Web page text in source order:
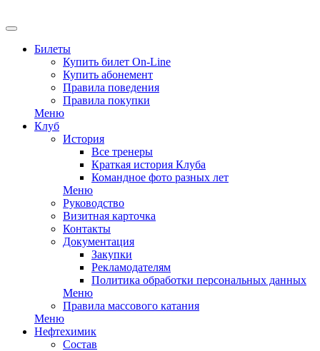
Билеты
Купить билет On-Line
Купить абонемент
Правила поведения
Правила покупки
Меню
Клуб
История
Все тренеры
Краткая история Клуба
Командное фото разных лет
Меню
Руководство
Визитная карточка
Контакты
Документация
Закупки
Рекламодателям
Политика обработки персональных данных
Меню
Правила массового катания
Меню
Нефтехимик
Состав